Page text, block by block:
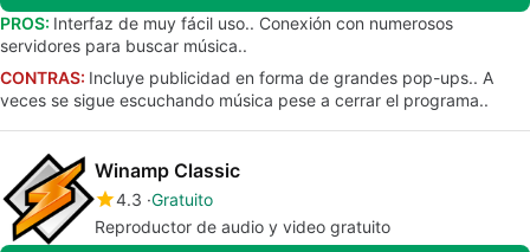
PROS: Interfaz de muy fácil uso.. Conexión con numerosos
servidores para buscar música..
CONTRAS: Incluye publicidad en forma de grandes pop-ups.. A
veces se sigue escuchando música pese a cerrar el programa..
Winamp Classic
4.3 Gratuito
Reproductor de audio y video gratuito